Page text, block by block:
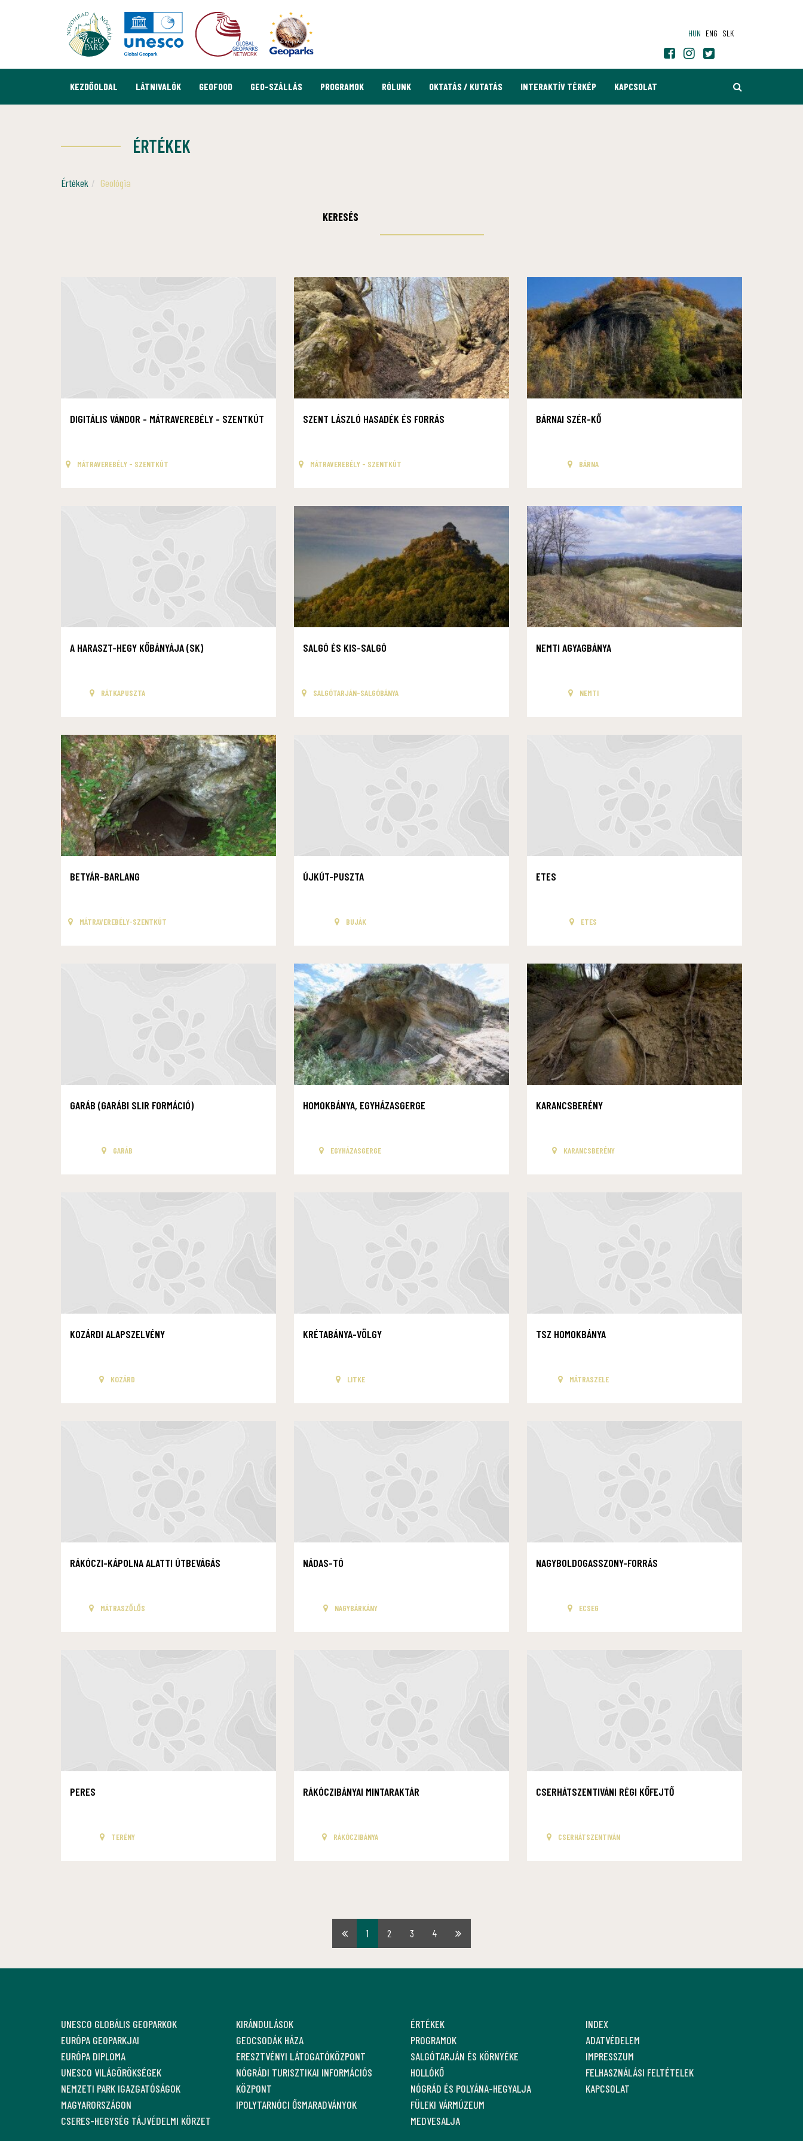
HUN ENG SLK
KEZDŐOLDAL LÁTNIVALÓK GEOFOOD GEO-SZÁLLÁS PROGRAMOK RÓLUNK OKTATÁS / KUTATÁS INTERAKTÍV TÉRKÉP KAPCSOLAT
ÉRTÉKEK
Értékek Geológia
KERESÉS
DIGITÁLIS VÁNDOR - MÁTRAVEREBÉLY - SZENTKÚT
MÁTRAVEREBÉLY - SZENTKÚT
SZENT LÁSZLÓ HASADÉK ÉS FORRÁS
MÁTRAVEREBÉLY - SZENTKÚT
BÁRNAI SZÉR-KŐ
BÁRNA
A HARASZT-HEGY KŐBÁNYÁJA (SK)
RÁTKAPUSZTA
SALGÓ ÉS KIS-SALGÓ
SALGÓTARJÁN-SALGÓBÁNYA
NEMTI AGYAGBÁNYA
NEMTI
BETYÁR-BARLANG
MÁTRAVEREBÉLY-SZENTKÚT
ÚJKÚT-PUSZTA
BUJÁK
ETES
ETES
GARÁB (GARÁBI SLIR FORMÁCIÓ)
GARÁB
HOMOKBÁNYA, EGYHÁZASGERGE
EGYHÁZASGERGE
KARANCSBERÉNY
KARANCSBERÉNY
KOZÁRDI ALAPSZELVÉNY
KOZÁRD
KRÉTABÁNYA-VÖLGY
LITKE
TSZ HOMOKBÁNYA
MÁTRASZELE
RÁKÓCZI-KÁPOLNA ALATTI ÚTBEVÁGÁS
MÁTRASZŐLŐS
NÁDAS-TÓ
NAGYBÁRKÁNY
NAGYBOLDOGASSZONY-FORRÁS
ECSEG
PERES
TERÉNY
RÁKÓCZIBÁNYAI MINTARAKTÁR
RÁKÓCZIBÁNYA
CSERHÁTSZENTIVÁNI RÉGI KŐFEJTŐ
CSERHÁTSZENTIVÁN
Első1 2 3 4
Utolsó
UNESCO GLOBÁLIS GEOPARKOK
EURÓPA GEOPARKJAI
EURÓPA DIPLOMA
UNESCO VILÁGÖRÖKSÉGEK
NEMZETI PARK IGAZGATÓSÁGOK
MAGYARORSZÁGON
CSERES-HEGYSÉG TÁJVÉDELMI KÖRZET
KIRÁNDULÁSOK
GEOCSODÁK HÁZA
ERESZTVÉNYI LÁTOGATÓKÖZPONT
NÓGRÁDI TURISZTIKAI INFORMÁCIÓS
KÖZPONT
IPOLYTARNÓCI ŐSMARADVÁNYOK
ÉRTÉKEK
PROGRAMOK
SALGÓTARJÁN ÉS KÖRNYÉKE
HOLLÓKŐ
NÓGRÁD ÉS POLYÁNA-HEGYALJA
FÜLEKI VÁRMÚZEUM
MEDVESALJA
INDEX
ADATVÉDELEM
IMPRESSZUM
FELHASZNÁLÁSI FELTÉTELEK
KAPCSOLAT